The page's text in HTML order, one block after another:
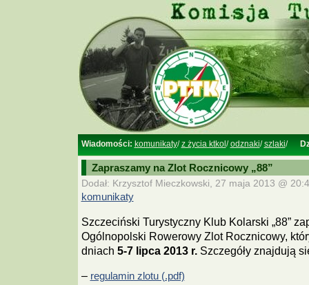
Wiadomości: komunikaty/z życia ktkol /odznaki/szlaki/
Zapraszamy na Zlot Rocznicowy „88”
Dodał: Krzysztof Mieczkowski, 27 maja 2013 @
komunikaty
Szczeciński Turystyczny Klub Kolarski „88”
Ogólnopolski Rowerowy Zlot Rocznicowy,
dniach 5-7 lipca 2013 r.Szczegóły znajdują
– regulamin zlotu (.pdf)